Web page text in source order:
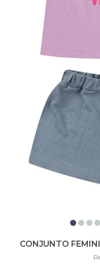
CONJUNTO